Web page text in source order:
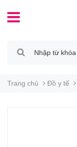
Trang chủ Đồ y tế